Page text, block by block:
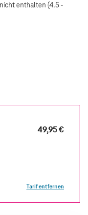
enthalten (4.5 -
49,95 €
Tarif entfernen